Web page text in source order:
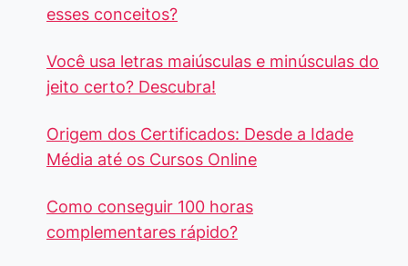
esses conceitos?
Você usa letras maiúsculas e minúsculas do
jeito certo? Descubra!
Origem dos Certificados: Desde a Idade
Média até os Cursos Online
Como conseguir 100 horas
complementares rápido?